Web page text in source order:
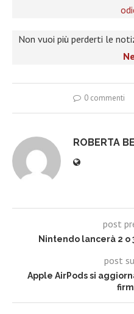
Non vuoi più perderti le
0 commenti
ROBERTA
post
Nintendo lancerà 2 o
post
Apple AirPods si